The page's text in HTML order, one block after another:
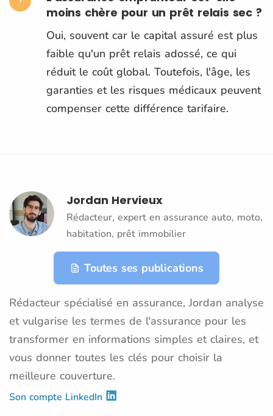
moins chère pour un prêt relais sec ?
Oui, souvent car le capital assuré est plus
faible qu'un prêt relais adossé, ce qui
réduit le coût global. Toutefois, l'âge, les
garanties et les risques médicaux peuvent
compenser cette différence tarifaire.
Jordan Hervieux
Rédacteur, expert en assurance auto, moto,
habitation, prêt immobilier
Toutes ses publications
Rédacteur spécialisé en assurance, Jordan analyse
et vulgarise les termes de l'assurance pour les
transformer en informations simples et claires, et
vous donner toutes les clés pour choisir la
meilleure couverture.
Son compte LinkedIn